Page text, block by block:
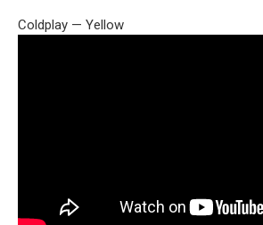
Coldplay — Yellow